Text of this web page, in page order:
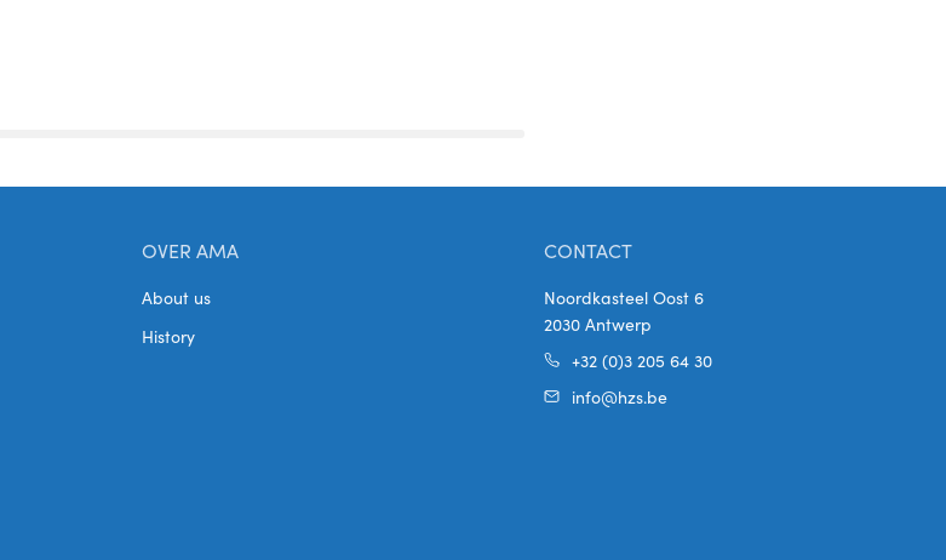
OVER AMA
About us
History
CONTACT
Noordkasteel Oost 6
2030 Antwerp
+32 (0)3 205 64 30
info@hzs.be